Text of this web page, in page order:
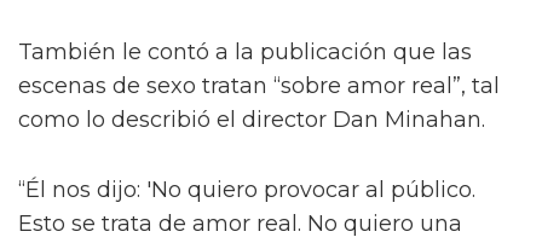
También le contó a la publicación que las
escenas de sexo tratan “sobre amor real”, tal
como lo describió el director Dan Minahan.
“Él nos dijo: 'No quiero provocar al público.
Esto se trata de amor real. No quiero una